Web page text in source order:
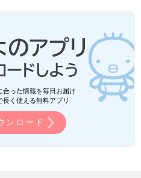
った情報を毎日お届け
く使える無料アプリ
ンロード